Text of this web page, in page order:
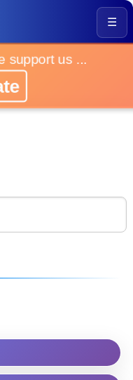
☰
support us ...